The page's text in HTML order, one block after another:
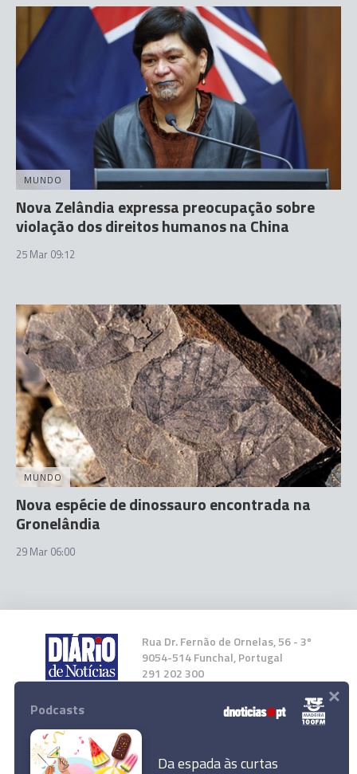
MUNDO
Nova Zelândia expressa preocupação sobre
violação dos direitos humanos na China
25 Mar 09:12
MUNDO
Nova espécie de dinossauro encontrada na
Gronelândia
29 Mar 06:00
Rua Dr. Fernão de Ornelas, 56 - 3º
9054-514 Funchal, Portugal
291 202 300
Instale a nossa App
Podcasts
Da espada às curtas
×